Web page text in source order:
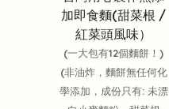
加即食麵(甜菜根 /
紅菜頭風味）
(一大包有12個麵餅！)
(非油炸，麵餅無任何化
學添加，成份只有: 未漂